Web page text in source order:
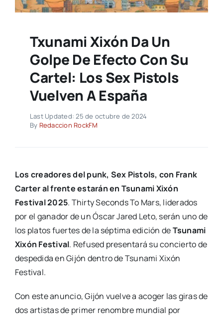
Txunami Xixón Da Un
Golpe De Efecto Con Su
Cartel: Los Sex Pistols
Vuelven A España
Last Updated: 25 de octubre de 2024
By Redaccion RockFM
Los creadores del punk, Sex Pistols, con Frank
Carter al frente estarán en Tsunami Xixón
Festival 2025. Thirty Seconds To Mars, liderados
por el ganador de un Óscar Jared Leto, serán uno de
los platos fuertes de la séptima edición deTsunami
Xixón Festival. Refused presentará su concierto de
despedida en Gijón dentro de Tsunami Xixón
Festival.
Con este anuncio, Gijón vuelve a acoger las giras de
dos artistas de primer renombre mundial por